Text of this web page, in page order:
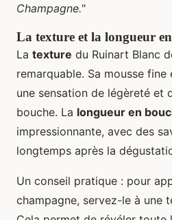
Champagne."
La texture et la longueur
La texture du Ruinart Blanc
remarquable. Sa mousse
une sensation de légèreté et
bouche. La longueur en
impressionnante, avec des
longtemps après la
Un conseil pratique : pour
champagne, servez-le à une